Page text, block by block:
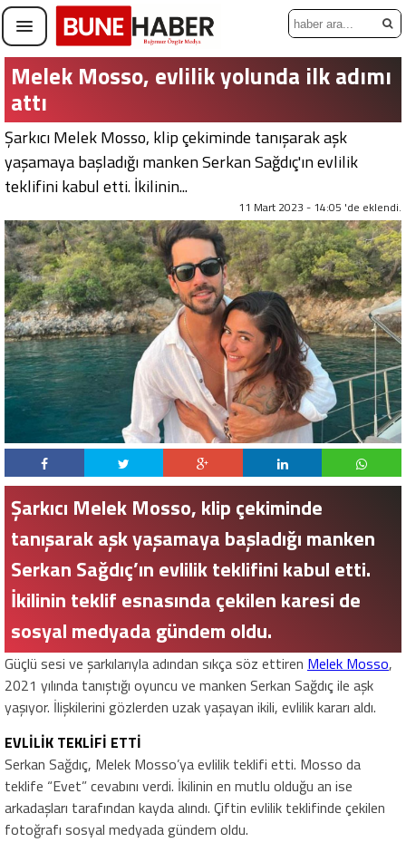
Melek Mosso, evlilik yolunda ilk adımı
attı
Şarkıcı Melek Mosso, klip çekiminde tanışarak aşk
yaşamaya başladığı manken Serkan Sağdıç'ın evlilik
teklifini kabul etti. İkilinin...
11 Mart 2023 - 14:05 'de eklendi.
Şarkıcı Melek Mosso, klip çekiminde
tanışarak aşk yaşamaya başladığı manken
Serkan Sağdıç’ın evlilik teklifini kabul etti.
İkilinin teklif esnasında çekilen karesi de
sosyal medyada gündem oldu.
Güçlü sesi ve şarkılarıyla adından sıkça söz ettiren Melek Mosso,
2021 yılında tanıştığı oyuncu ve manken Serkan Sağdıç ile aşk
yaşıyor. İlişkilerini gözlerden uzak yaşayan ikili, evlilik kararı aldı.
EVLİLİK TEKLİFİ ETTİ
Serkan Sağdıç, Melek Mosso’ya evlilik teklifi etti. Mosso da
teklife “Evet” cevabını verdi. İkilinin en mutlu olduğu an ise
arkadaşları tarafından kayda alındı. Çiftin evlilik teklifinde çekilen
fotoğrafı sosyal medyada gündem oldu.